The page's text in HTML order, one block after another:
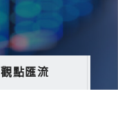
觀點匯流